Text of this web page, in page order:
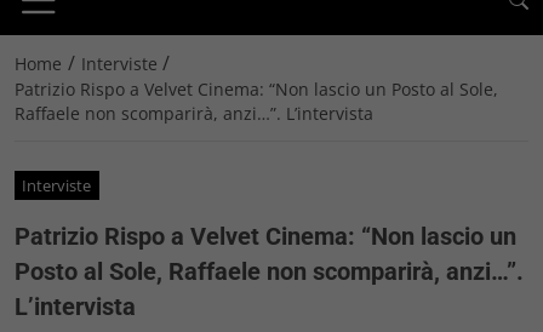
Home / Interviste /
Patrizio Rispo a Velvet Cinema: “Non lascio un Posto al Sole,
Raffaele non scomparirà, anzi…”. L’intervista
Interviste
Patrizio Rispo a Velvet Cinema: “Non lascio un
Posto al Sole, Raffaele non scomparirà, anzi…”.
L’intervista